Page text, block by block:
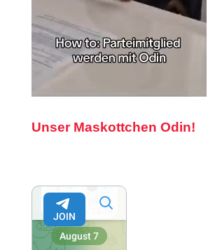
Unser Maskottchen Odin!